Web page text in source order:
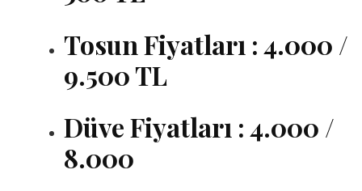
Tosun Fiyatları : 4.000 /
9.500 TL
Düve Fiyatları : 4.000 /
8.000